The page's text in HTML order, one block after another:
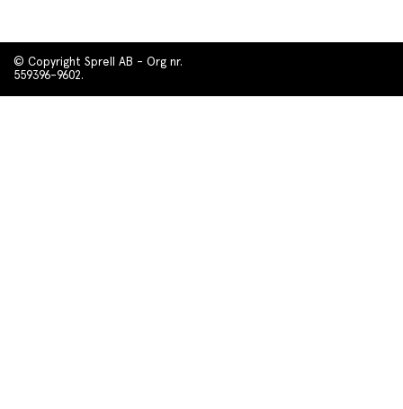
© Copyright Sprell AB - Org nr.
559396-9602.